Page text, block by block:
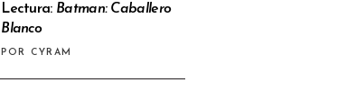
Lectura: Batman: Caballero
Blanco
POR CYRAM